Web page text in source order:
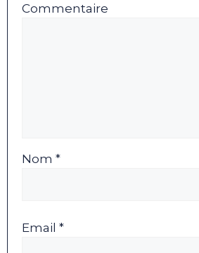
Commentaire
Nom *
Email *